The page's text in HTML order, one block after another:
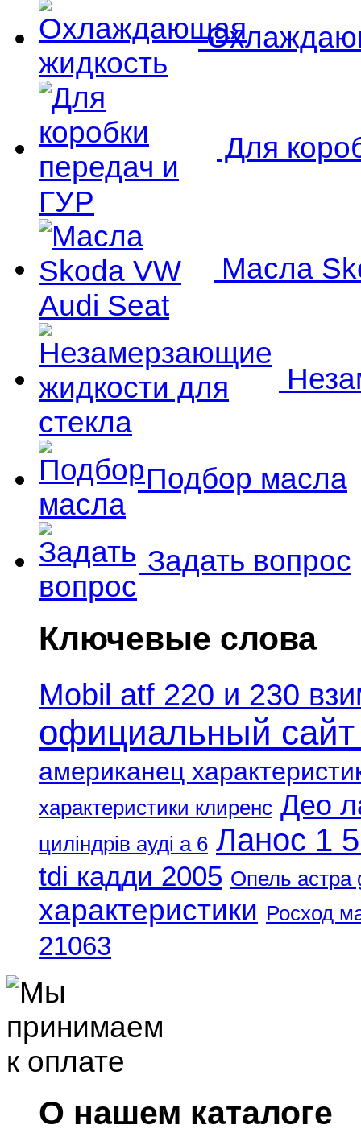
Для
Масла
Подбор масла
Задать вопрос
Ключевые слова
Mobil atf 220 и 230
официальный сайт
американец
характеристики клиренс Део
циліндрів ауді а 6 Ланос 1
tdi кадди 2005 Опель астра
характеристики Росход
21063
О нашем каталоге